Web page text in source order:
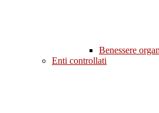
Benessere
Enti controllati